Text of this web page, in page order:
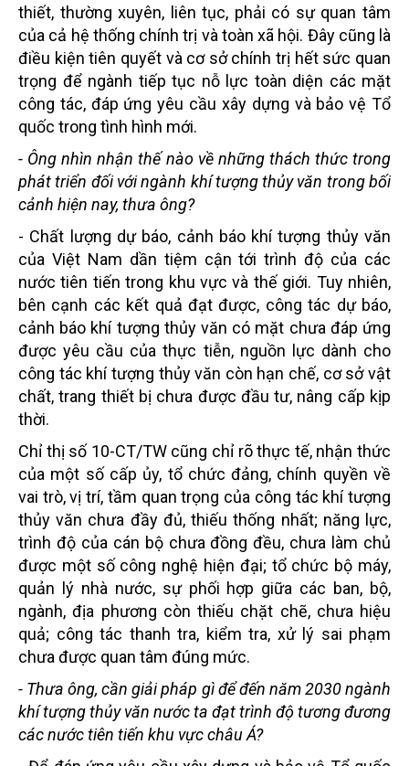
thiết, thường xuyên, liên tục, phải có sự quan tâm
của cả hệ thống chính trị và toàn xã hội. Đây cũng là
điều kiện tiên quyết và cơ sở chính trị hết sức quan
trọng để ngành tiếp tục nỗ lực toàn diện các mặt
công tác, đáp ứng yêu cầu xây dựng và bảo vệ Tổ
quốc trong tình hình mới.
- Ông nhìn nhận thế nào về những thách thức trong
phát triển đối với ngành khí tượng thủy văn trong bối
cảnh hiện nay, thưa ông?
- Chất lượng dự báo, cảnh báo khí tượng thủy văn
của Việt Nam dần tiệm cận tới trình độ của các
nước tiên tiến trong khu vực và thế giới. Tuy nhiên,
bên cạnh các kết quả đạt được, công tác dự báo,
cảnh báo khí tượng thủy văn có mặt chưa đáp ứng
được yêu cầu của thực tiễn, nguồn lực dành cho
công tác khí tượng thủy văn còn hạn chế, cơ sở vật
chất, trang thiết bị chưa được đầu tư, nâng cấp kịp
thời.
Chỉ thị số 10-CT/TW cũng chỉ rõ thực tế, nhận thức
của một số cấp ủy, tổ chức đảng, chính quyền về
vai trò, vị trí, tầm quan trọng của công tác khí tượng
thủy văn chưa đầy đủ, thiếu thống nhất; năng lực,
trình độ của cán bộ chưa đồng đều, chưa làm chủ
được một số công nghệ hiện đại; tổ chức bộ máy,
quản lý nhà nước, sự phối hợp giữa các ban, bộ,
ngành, địa phương còn thiếu chặt chẽ, chưa hiệu
quả; công tác thanh tra, kiểm tra, xử lý sai phạm
chưa được quan tâm đúng mức.
- Thưa ông, cần giải pháp gì để đến năm 2030 ngành
khí tượng thủy văn nước ta đạt trình độ tương đương
các nước tiên tiến khu vực châu Á?